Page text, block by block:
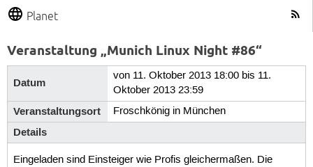
Planet
Veranstaltung „Munich Linux Night #86“
Datum
von 11. Oktober 2013 18:00 bis 11.
Oktober 2013 23:59
Veranstaltungsort Froschkönig in München
Details
Eingeladen sind Einsteiger wie Profis gleichermaßen. Die